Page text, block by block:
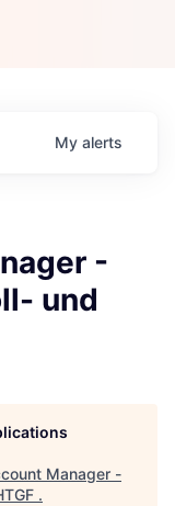
My alerts
-
und
Manager -
.